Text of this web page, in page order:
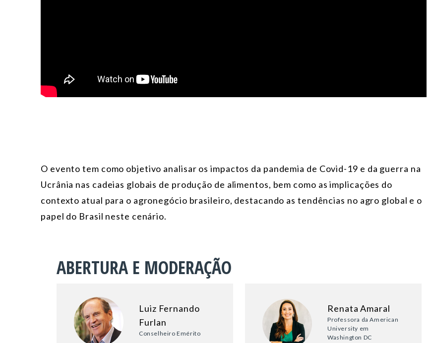
O evento tem como objetivo analisar os impactos da pandemia de Covid-19 e da guerra na
Ucrânia nas cadeias globais de produção de alimentos, bem como as implicações do
contexto atual para o agronegócio brasileiro, destacando as tendências no agro global e o
papel do Brasil neste cenário.
ABERTURA E MODERAÇÃO
Luiz Fernando
Furlan
Conselheiro Emérito
Renata Amaral
Professora da American
University em
Washington DC